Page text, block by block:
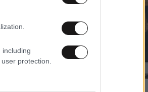
including
protection.